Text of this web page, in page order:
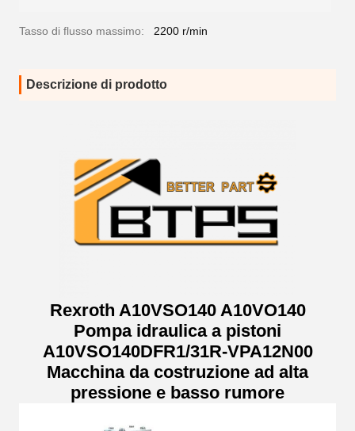
Tasso di flusso massimo: 2200 r/min
Descrizione di prodotto
Rexroth A10VSO140 A10VO140
Pompa idraulica a pistoni
A10VSO140DFR1/31R-VPA12N00
Macchina da costruzione ad alta
pressione e basso rumore